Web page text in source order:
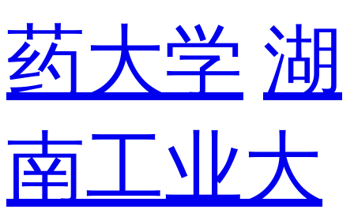
药大学 湖
南工业大